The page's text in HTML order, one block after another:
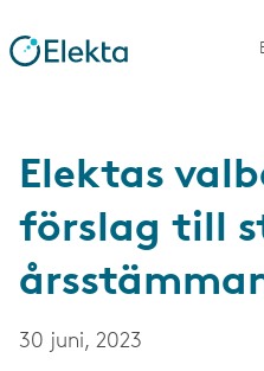
Elektas
förslag till
30 juni, 2023